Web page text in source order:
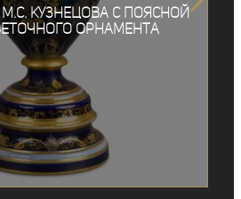
Кузнецова с поясной
орнамента